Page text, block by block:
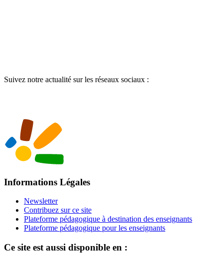
Suivez notre actualité sur les réseaux sociaux :
Informations Légales
Newsletter
Contribuez sur ce site
Plateforme pédagogique à destination des enseignants
Plateforme pédagogique pour les enseignants
Ce site est aussi disponible en :